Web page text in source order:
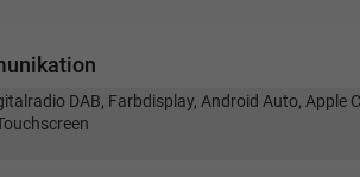
DAB, Farbdisplay, Android Auto, Apple